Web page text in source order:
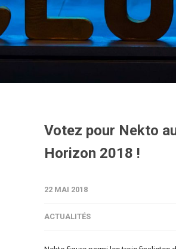
Votez pour Nekto
Horizon 2018 !
22 MAI 2018
ACTUALITÉS